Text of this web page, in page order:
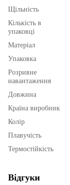
Щільність
Кількість в
упаковці
Матеріал
Упаковка
Розривне
навантаження
Довжина
Країна виробник
Колір
Плавучість
Термостійкість
Відгуки